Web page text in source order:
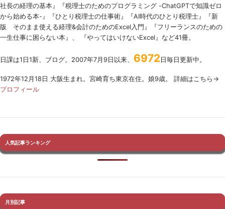
社長の経理の基本』『税理士のためのプログラミング -ChatGPTで知識ゼロ
から始める本-』『ひとり税理士の仕事術』『AI時代のひとり税理士』『新
版 そのまま使える経理&会計のためのExcel入門』『フリーランスのための
一生仕事に困らない本』、 『やってはいけないExcel』など41冊。
日課は1日1新、ブログ。2007年7月9日以来、 6972 日毎日更新中。
1972年12月18日 大阪生まれ。宮崎育ち東京在住。娘9歳。 詳細はこちら→
プロフィール
人気記事ランキング
月別記事